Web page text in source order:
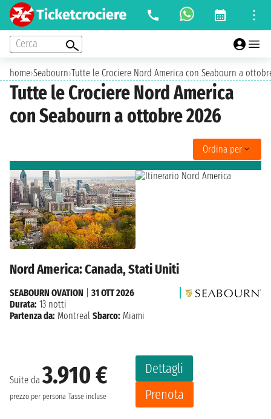
Cerca
home›Seabourn›Tutte le Crociere Nord America con Seabourn a
Tutte le Crociere Nord America
con Seabourn a ottobre 2026
Ordina per
Nord America: Canada, Stati Uniti
Suite da3.910 €
prezzo per persona Tasse incluse
Dettagli
Prenota
SEABOURN OVATION
31 OTT 2026
Durata: 13 notti
Partenza da: Montreal Sbarco: Miami